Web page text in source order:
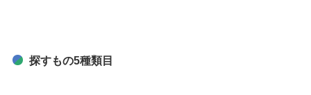
探すもの5種類目